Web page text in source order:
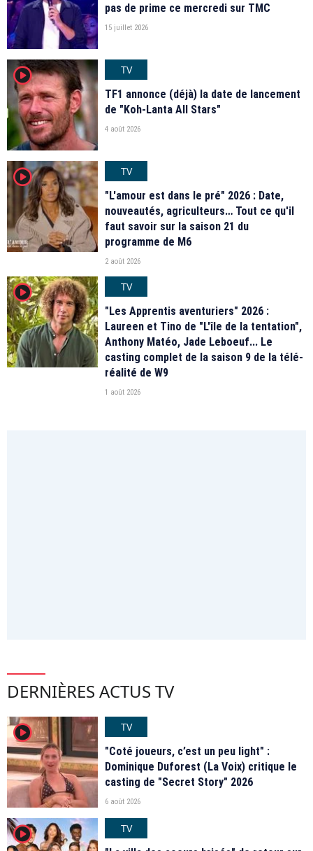
pas de prime ce mercredi sur TMC
15 juillet 2026
player2
TV
TF1 annonce (déjà) la date de lancement
de "Koh-Lanta All Stars"
4 août 2026
player2
TV
"L'amour est dans le pré" 2026 : Date,
nouveautés, agriculteurs… Tout ce qu'il
faut savoir sur la saison 21 du
programme de M6
2 août 2026
player2
TV
"Les Apprentis aventuriers" 2026 :
Laureen et Tino de "L'île de la tentation",
Anthony Matéo, Jade Leboeuf... Le
casting complet de la saison 9 de la télé-
réalité de W9
1 août 2026
DERNIÈRES ACTUS TV
player2
TV
"Coté joueurs, c’est un peu light" :
Dominique Duforest (La Voix) critique le
casting de "Secret Story" 2026
6 août 2026
player2
TV